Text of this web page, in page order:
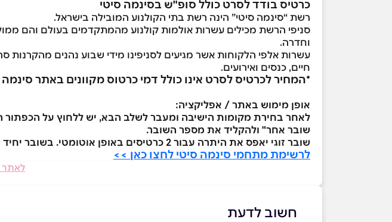
כרטיס בודד לסרט כולל סופ"ש בסינמה סיטי
רשת “סינמה סיטי” הינה רשת בתי הקולנוע המובילה בישראל.
סניפי הרשת מכילים עשרות אולמות קולנוע מהמתקדמים בעולם והם
וחדרה.
חיים, כנסים ואירועים.
*המחיר לכרטיס לסרט אינו כולל דמי כרטוס מקוונים באתר סינמה
אופן מימוש באתר / אפליקציה:
לאחר בחירת מקומות הישיבה ומעבר לשלב הבא, יש ללחוץ על
שובר אחר" ולהקליד את מספר השובר.
שובר זוגי יאפס את היתרה עבור 2 כרטיסים באופן אוטומטי. בשובר יחיד יש לחזור על הפעולה עבור כל שובר בנפרד.
לרשימת מתחמי סינמה סיטי לחצו כאן >>
לאתר
חשוב לדעת